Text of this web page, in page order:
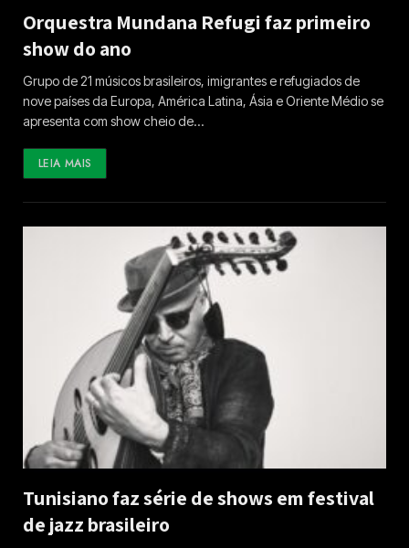
Orquestra Mundana Refugi faz primeiro
show do ano
Grupo de 21 músicos brasileiros, imigrantes e refugiados de
nove países da Europa, América Latina, Ásia e Oriente Médio se
apresenta com show cheio de…
LEIA MAIS
Tunisiano faz série de shows em festival
de jazz brasileiro